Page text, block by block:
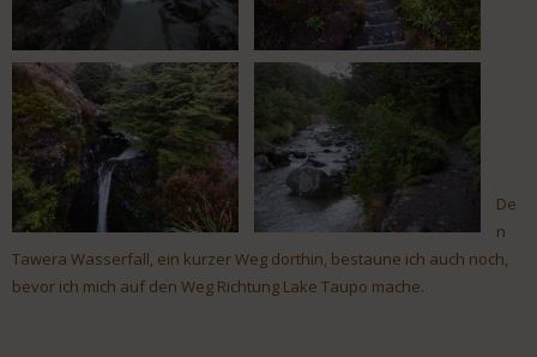
De
n
Tawera Wasserfall, ein kurzer Weg dorthin, bestaune ich auch noch,
bevor ich mich auf den Weg Richtung Lake Taupo mache.